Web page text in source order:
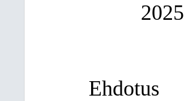
Ehdotus